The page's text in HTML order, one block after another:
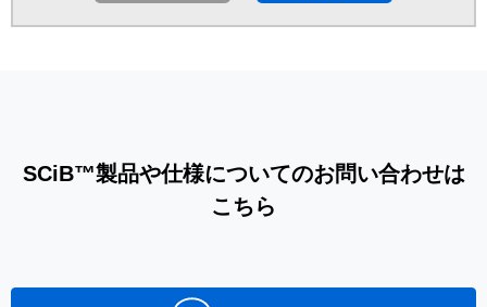
SCiB™製品や仕様についてのお問い合わせは
こちら